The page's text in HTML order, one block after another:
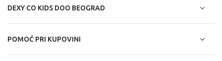
DEXY CO KIDS DOO BEOGRAD
POMOĆ PRI KUPOVINI